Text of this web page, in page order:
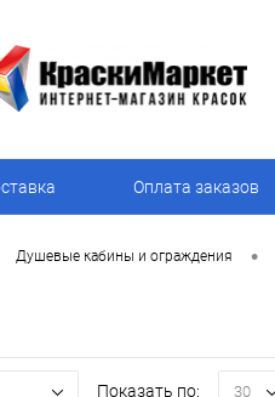
Оплата заказов
Душевые кабины и ограждения •
Показать по: 30